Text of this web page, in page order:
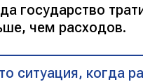
государство
чем расходов.
ситуация, когда